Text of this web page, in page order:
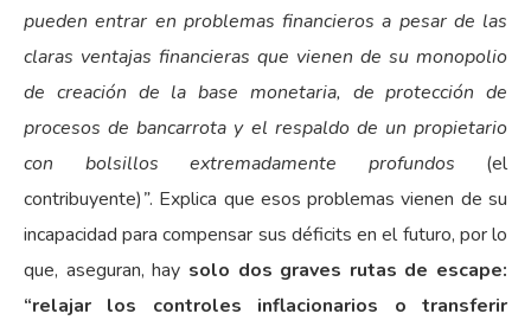
pueden entrar en problemas financieros a pesar de las
claras ventajas financieras que vienen de su monopolio
de creación de la base monetaria, de protección de
procesos de bancarrota y el respaldo de un propietario
con bolsillos extremadamente profundos (el
contribuyente)”. Explica que esos problemas vienen de su
incapacidad para compensar sus déficits en el futuro, por lo
que, aseguran, hay solo dos graves rutas de escape:
“relajar los controles inflacionarios o transferir